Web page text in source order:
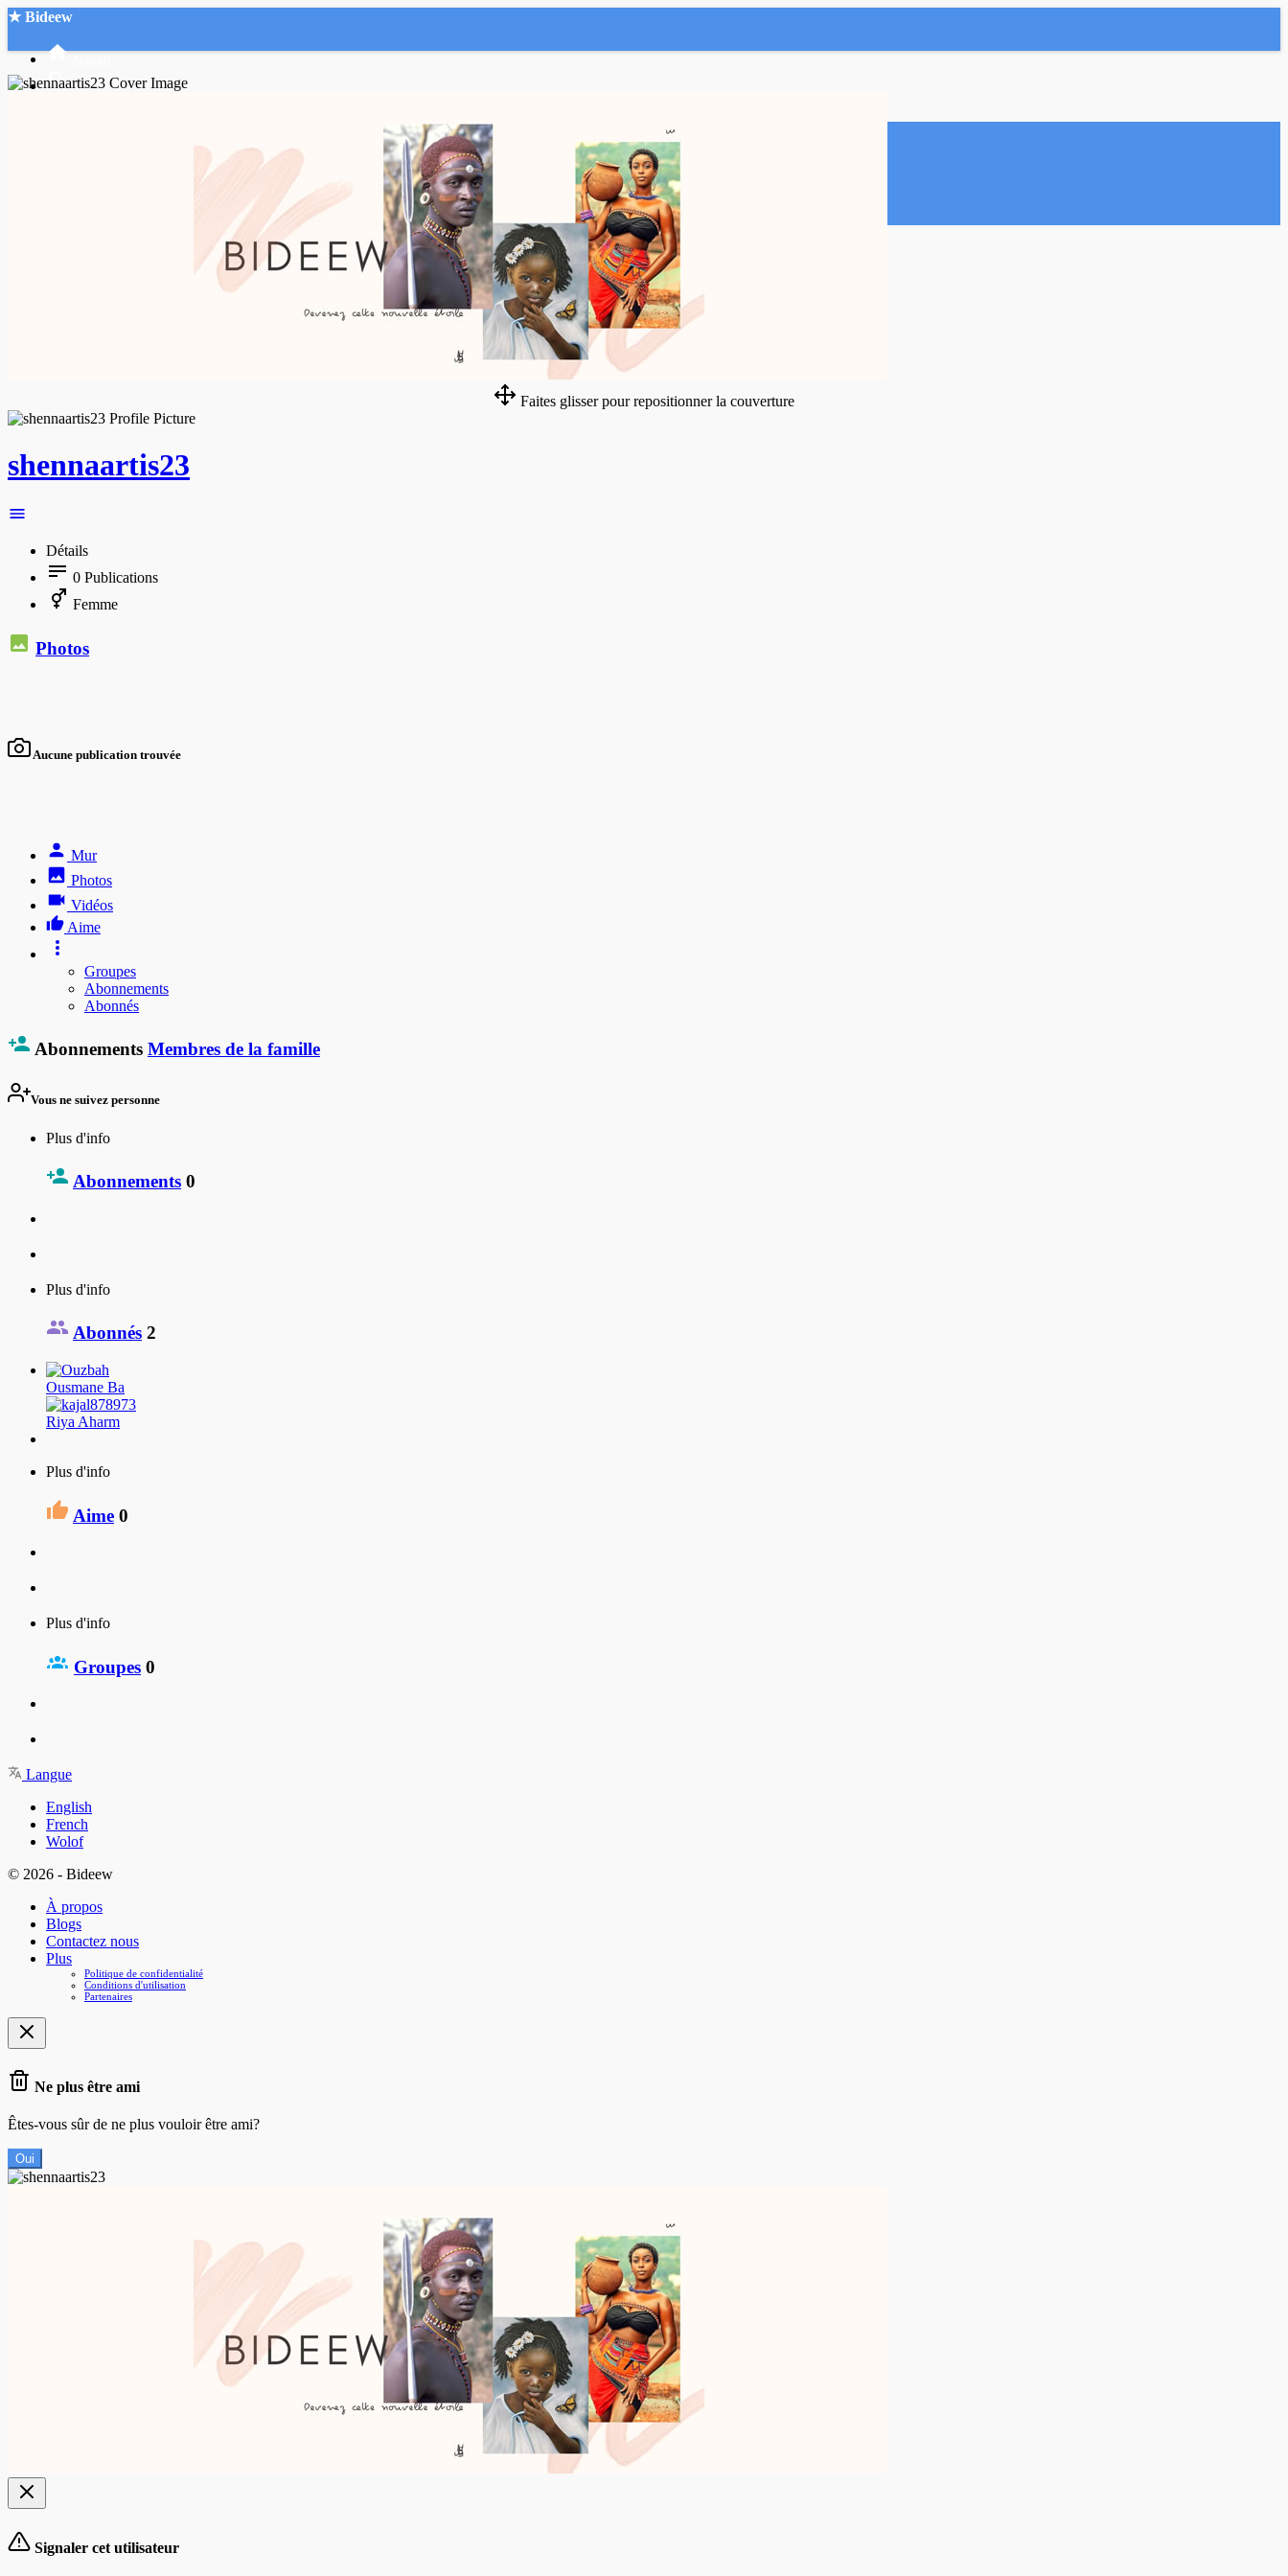
★ Bideew
Faites glisser pour repositionner la couverture
shennaartis23
Détails
0 Publications
Femme
Photos
Aucune publication trouvée
Mur
Photos
Vidéos
Aime
Groupes
Abonnements
Abonnés
Abonnements Membres de la famille
Vous ne suivez personne
Plus d'info
Abonnements 0
Plus d'info
Abonnés 2
Ousmane Ba
Riya Aharm
Plus d'info
Aime 0
Plus d'info
Groupes 0
Langue
English
French
Wolof
© 2026 - Bideew
À propos
Blogs
Contactez nous
Plus
Politique de confidentialité
Conditions d'utilisation
Partenaires
Ne plus être ami
Êtes-vous sûr de ne plus vouloir être ami?
Oui
Signaler cet utilisateur